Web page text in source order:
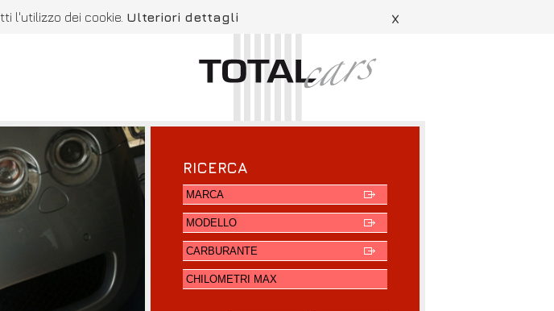
l'utilizzo dei cookie. Ulteriori dettagli X
RICERCA